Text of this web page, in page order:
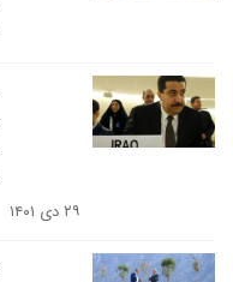
۲۹ دی ۱۴۰۱